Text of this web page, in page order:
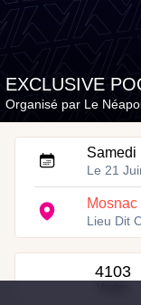
EXCLUSIVE
Organisé par Le
Samedi
Le 21
Mosnac
Lieu Dit
4103